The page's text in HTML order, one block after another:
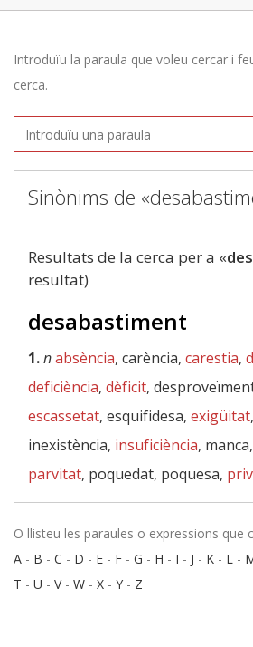
Introduïu la paraula que voleu cercar i
cerca.
Sinònims de
Resultats de la cerca per a «
resultat)
desabastiment
1.nabsència, carència, carestia,
deficiència, dèficit,
escassetat, esquifidesa, exigüitat,
inexistència, insuficiència,
parvitat, poquedat, poquesa,
O llisteu les paraules o expressions que
A - B - C - D - E - F - G - H - I - J - K - L -
T - U - V- W - X - Y - Z